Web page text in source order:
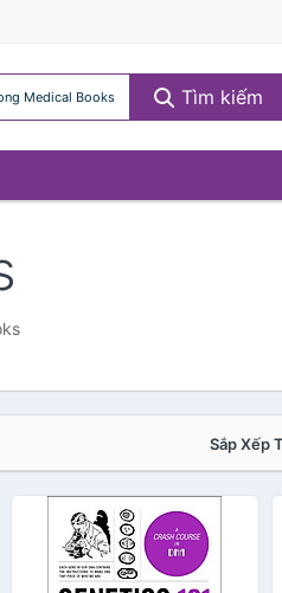
Medical Books Tìm kiếm
Sắp Xếp